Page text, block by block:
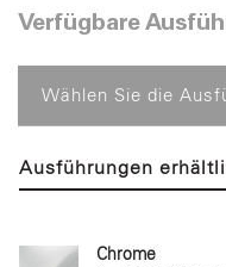
Verfügbare
Wählen Sie die
Ausführungen
Chrome